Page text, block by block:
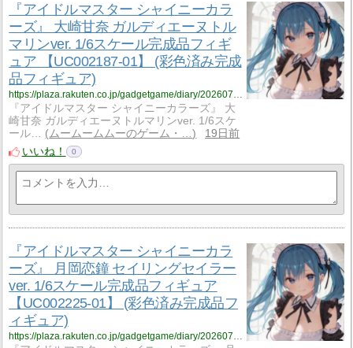
『アイドルマスター シャイニーカラ
ーズ』 大崎甘奈 ガルディエーヌトル
マリンver. 1/6スケール完成品フィギ
ュア 【UC002187-01】 (彩色済み完成
品フィギュア)
『アイドルマスター シャイニーカラーズ』 大
崎甘奈 ガルディエーヌトルマリンver. 1/6スケ
ール…
ムームームムーのゲーム・…
19日前
いいね！
0
『アイドルマスター シャイニーカラ
ーズ』 月岡恋鐘 セイリングセイラー
ver. 1/6スケール完成品フィギュア
【UC002225-01】 (彩色済み完成品フ
ィギュア)
https://plaza.rakuten.co.jp/gadgetgame/diary/202607190000/